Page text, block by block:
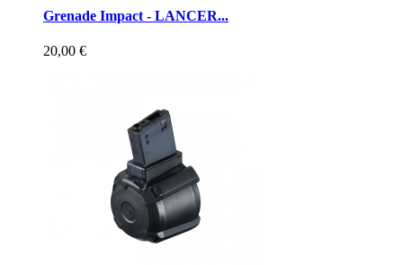
Grenade Impact - LANCER...
20,00 €